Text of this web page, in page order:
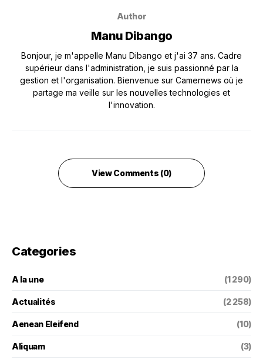
Author
Manu Dibango
Bonjour, je m'appelle Manu Dibango et j'ai 37 ans. Cadre
supérieur dans l'administration, je suis passionné par la
gestion et l'organisation. Bienvenue sur Camernews où je
partage ma veille sur les nouvelles technologies et
l'innovation.
View Comments (0)
Categories
A la une (1 290)
Actualités (2 258)
Aenean Eleifend (10)
Aliquam (3)